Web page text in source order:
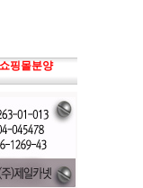
쇼핑몰분양